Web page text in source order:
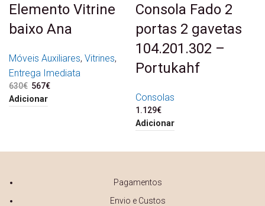
Elemento Vitrine
baixo Ana
Móveis Auxiliares, Vitrines,
Entrega Imediata
630€ O preço original era:
630€.
567€
Adicionar
Consola Fado 2
portas 2 gavetas
104.201.302 –
Portukahf
Consolas
1.129€
Adicionar
Pagamentos
Envio e Custos